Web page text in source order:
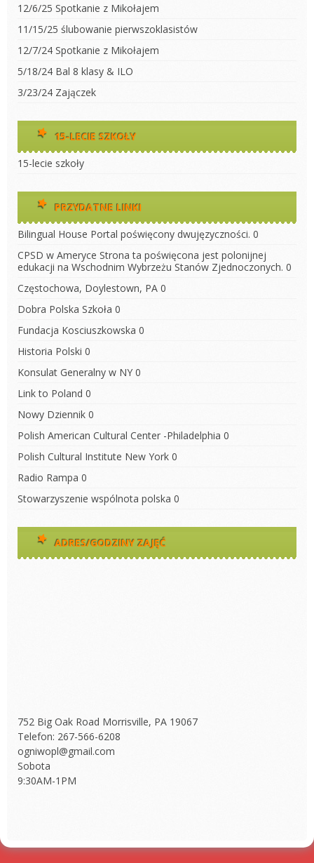
12/6/25 Spotkanie z Mikołajem
11/15/25 ślubowanie pierwszoklasistów
12/7/24 Spotkanie z Mikołajem
5/18/24 Bal 8 klasy & ILO
3/23/24 Zajączek
15-LECIE SZKOŁY
15-lecie szkoły
PRZYDATNE LINKI
Bilingual House Portal poświęcony dwujęzyczności. 0
CPSD w Ameryce Strona ta poświęcona jest polonijnej
edukacji na Wschodnim Wybrzeżu Stanów Zjednoczonych. 0
Częstochowa, Doylestown, PA 0
Dobra Polska Szkoła 0
Fundacja Kosciuszkowska 0
Historia Polski 0
Konsulat Generalny w NY 0
Link to Poland 0
Nowy Dziennik 0
Polish American Cultural Center -Philadelphia 0
Polish Cultural Institute New York 0
Radio Rampa 0
Stowarzyszenie wspólnota polska 0
ADRES/GODZINY ZAJĘĆ
752 Big Oak Road Morrisville, PA 19067
Telefon: 267-566-6208
ogniwopl@gmail.com
Sobota
9:30AM-1PM